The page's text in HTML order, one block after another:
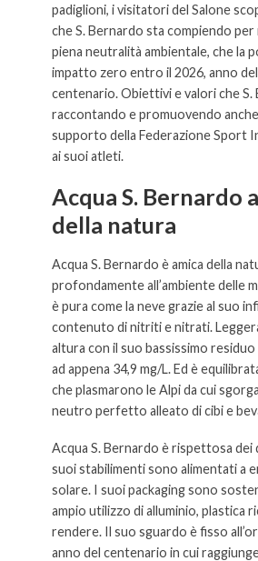
padiglioni, i visitatori del Salone
che S. Bernardo sta compiendo
piena neutralità ambientale, che la
impatto zero entro il 2026, anno
centenario. Obiettivi e valori che S.
raccontando e promuovendo
supporto della Federazione Sport
ai suoi atleti.
Acqua S. Bernardo
della natura
Acqua S. Bernardo è amica della
profondamente all’ambiente delle
è pura come la neve grazie al suo
contenuto di nitriti e nitrati.
altura con il suo bassissimo
ad appena 34,9 mg/L. Ed è
che plasmarono le Alpi da cui
neutro perfetto alleato di cibi e
Acqua S. Bernardo è rispettosa dei
suoi stabilimenti sono alimentati a
solare. I suoi packaging sono
ampio utilizzo di alluminio, plastica
rendere. Il suo sguardo è fisso
anno del centenario in cui